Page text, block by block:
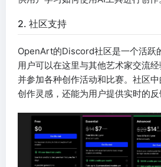
2. 社区支持
OpenArt的Discord社区是一个活跃
用户可以在这里与其他艺术家交流经
并参加各种创作活动和比赛。社区
创作灵感，还能为用户提供实时的反